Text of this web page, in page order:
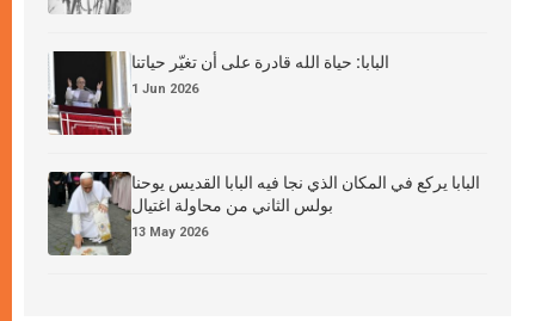
البابا: حياة الله قادرة على أن تغيّر حياتنا
1 Jun 2026
البابا يركع في المكان الذي نجا فيه البابا القديس يوحنا
بولس الثاني من محاولة اغتيال
13 May 2026